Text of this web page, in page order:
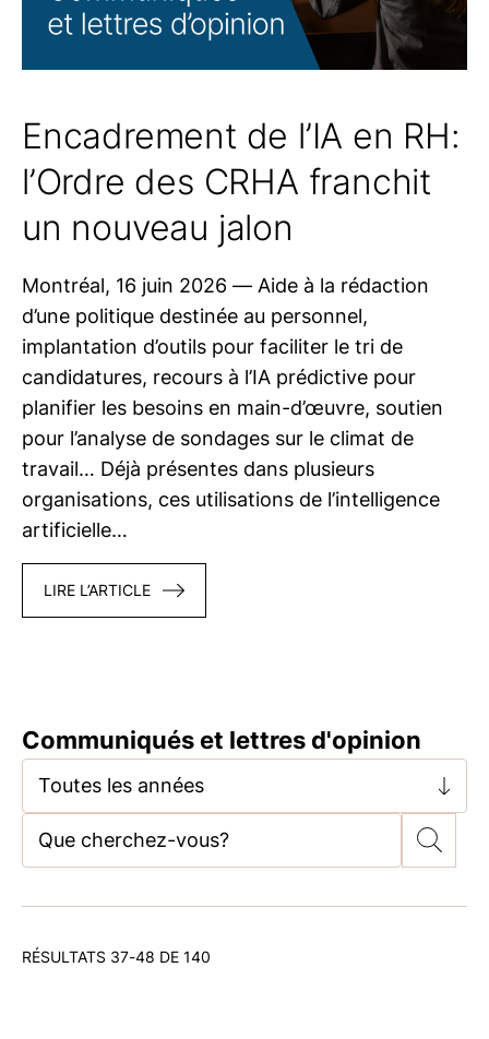
Encadrement de l’IA en RH:
l’Ordre des CRHA franchit
un nouveau jalon
Montréal, 16 juin 2026 — Aide à la rédaction
d’une politique destinée au personnel,
implantation d’outils pour faciliter le tri de
candidatures, recours à l’IA prédictive pour
planifier les besoins en main-d’œuvre, soutien
pour l’analyse de sondages sur le climat de
travail… Déjà présentes dans plusieurs
organisations, ces utilisations de l’intelligence
artificielle…
LIRE L’ARTICLE
Communiqués et lettres d'opinion
Toutes les années
RÉSULTATS 37-48 DE 140